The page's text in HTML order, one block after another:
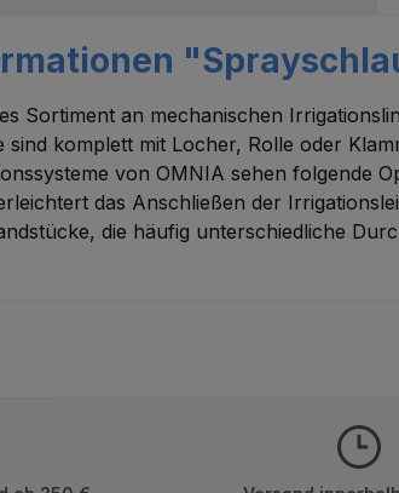
Sortiment an mechanischen
sind komplett mit Locher, Rolle oder
von OMNIA sehen folgende
das Anschließen der
die häufig unterschiedliche